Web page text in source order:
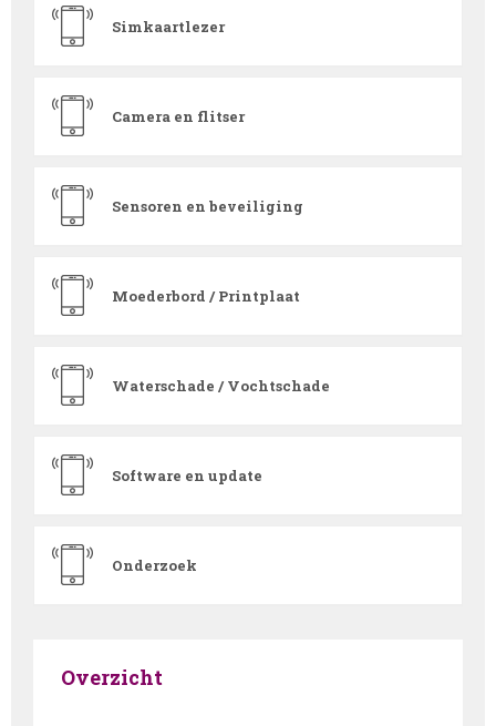
Simkaartlezer
Camera en flitser
Sensoren en beveiliging
Moederbord / Printplaat
Waterschade / Vochtschade
Software en update
Onderzoek
Overzicht